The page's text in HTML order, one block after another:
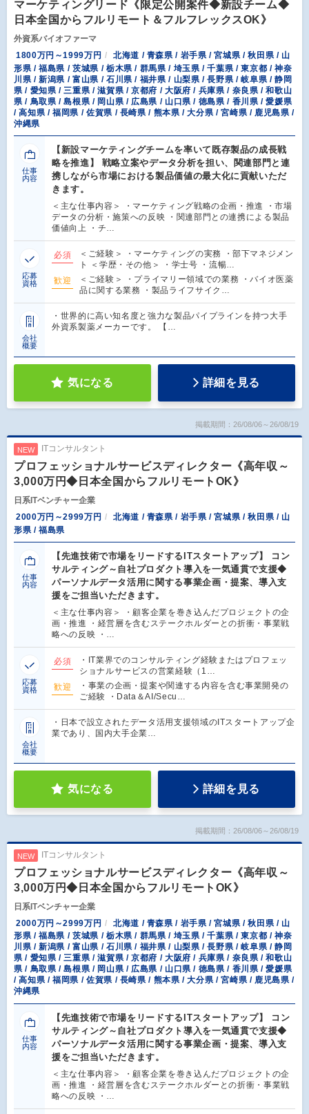
マーケティングリード《限定公開案件◆新設チーム◆
日本全国からフルリモート＆フルフレックスOK》
外資系バイオファーマ
1800万円～1999万円
北海道 / 青森県 / 岩手県 / 宮城県 / 秋田県 / 山
形県 / 福島県 / 茨城県 / 栃木県 / 群馬県 / 埼玉県 / 千葉県 / 東京都 / 神奈
川県 / 新潟県 / 富山県 / 石川県 / 福井県 / 山梨県 / 長野県 / 岐阜県 / 静岡
県 / 愛知県 / 三重県 / 滋賀県 / 京都府 / 大阪府 / 兵庫県 / 奈良県 / 和歌山
県 / 鳥取県 / 島根県 / 岡山県 / 広島県 / 山口県 / 徳島県 / 香川県 / 愛媛県
/ 高知県 / 福岡県 / 佐賀県 / 長崎県 / 熊本県 / 大分県 / 宮崎県 / 鹿児島県 /
沖縄県
仕事
内容
【新設マーケティングチームを率いて既存製品の成長戦
略を推進】 戦略立案やデータ分析を担い、関連部門と連
携しながら市場における製品価値の最大化に貢献いただ
きます。
＜主な仕事内容＞ ・マーケティング戦略の企画・推進 ・市場
データの分析・施策への反映 ・関連部門との連携による製品
価値向上 ・チ…
応募
資格
必須
＜ご経験＞ ・マーケティングの実務 ・部下マネジメン
ト ＜学歴・その他＞ ・学士号 ・流暢…
歓迎
＜ご経験＞ ・プライマリー領域での業務 ・バイオ医薬
品に関する業務 ・製品ライフサイク…
会社
概要
・世界的に高い知名度と強力な製品パイプラインを持つ大手
外資系製薬メーカーです。 【…
気になる 詳細を見る
掲載期間：26/08/06～26/08/19
NEW ITコンサルタント
プロフェッショナルサービスディレクター《高年収～
3,000万円◆日本全国からフルリモートOK》
日系ITベンチャー企業
2000万円～2999万円
北海道 / 青森県 / 岩手県 / 宮城県 / 秋田県 / 山
形県 / 福島県
仕事
内容
【先進技術で市場をリードするITスタートアップ】 コン
サルティング～自社プロダクト導入を一気通貫で支援◆
パーソナルデータ活用に関する事業企画・提案、導入支
援をご担当いただきます。
＜主な仕事内容＞ ・顧客企業を巻き込んだプロジェクトの企
画・推進 ・経営層を含むステークホルダーとの折衝・事業戦
略への反映 ・…
応募
資格
必須
・IT業界でのコンサルティング経験またはプロフェッ
ショナルサービスの営業経験（1…
歓迎
・事業の企画・提案や関連する内容を含む事業開発の
ご経験 ・Data＆AI/Secu…
会社
概要
・日本で設立されたデータ活用支援領域のITスタートアップ企
業であり、国内大手企業…
気になる 詳細を見る
掲載期間：26/08/06～26/08/19
NEW ITコンサルタント
プロフェッショナルサービスディレクター《高年収～
3,000万円◆日本全国からフルリモートOK》
日系ITベンチャー企業
2000万円～2999万円
北海道 / 青森県 / 岩手県 / 宮城県 / 秋田県 / 山
形県 / 福島県 / 茨城県 / 栃木県 / 群馬県 / 埼玉県 / 千葉県 / 東京都 / 神奈
川県 / 新潟県 / 富山県 / 石川県 / 福井県 / 山梨県 / 長野県 / 岐阜県 / 静岡
県 / 愛知県 / 三重県 / 滋賀県 / 京都府 / 大阪府 / 兵庫県 / 奈良県 / 和歌山
県 / 鳥取県 / 島根県 / 岡山県 / 広島県 / 山口県 / 徳島県 / 香川県 / 愛媛県
/ 高知県 / 福岡県 / 佐賀県 / 長崎県 / 熊本県 / 大分県 / 宮崎県 / 鹿児島県 /
沖縄県
仕事
内容
【先進技術で市場をリードするITスタートアップ】 コン
サルティング～自社プロダクト導入を一気通貫で支援◆
パーソナルデータ活用に関する事業企画・提案、導入支
援をご担当いただきます。
＜主な仕事内容＞ ・顧客企業を巻き込んだプロジェクトの企
画・推進 ・経営層を含むステークホルダーとの折衝・事業戦
略への反映 ・…